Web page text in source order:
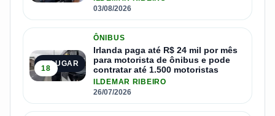
03/08/2026
2º LUGAR
18
ÔNIBUS
Irlanda paga até R$ 24 mil por mês
para motorista de ônibus e pode
contratar até 1.500 motoristas
ILDEMAR RIBEIRO
26/07/2026